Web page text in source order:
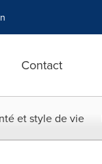
Contact
et style de vie